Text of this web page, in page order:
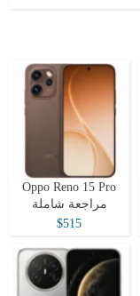
Oppo Reno 15 Pro
مراجعة شاملة
$515